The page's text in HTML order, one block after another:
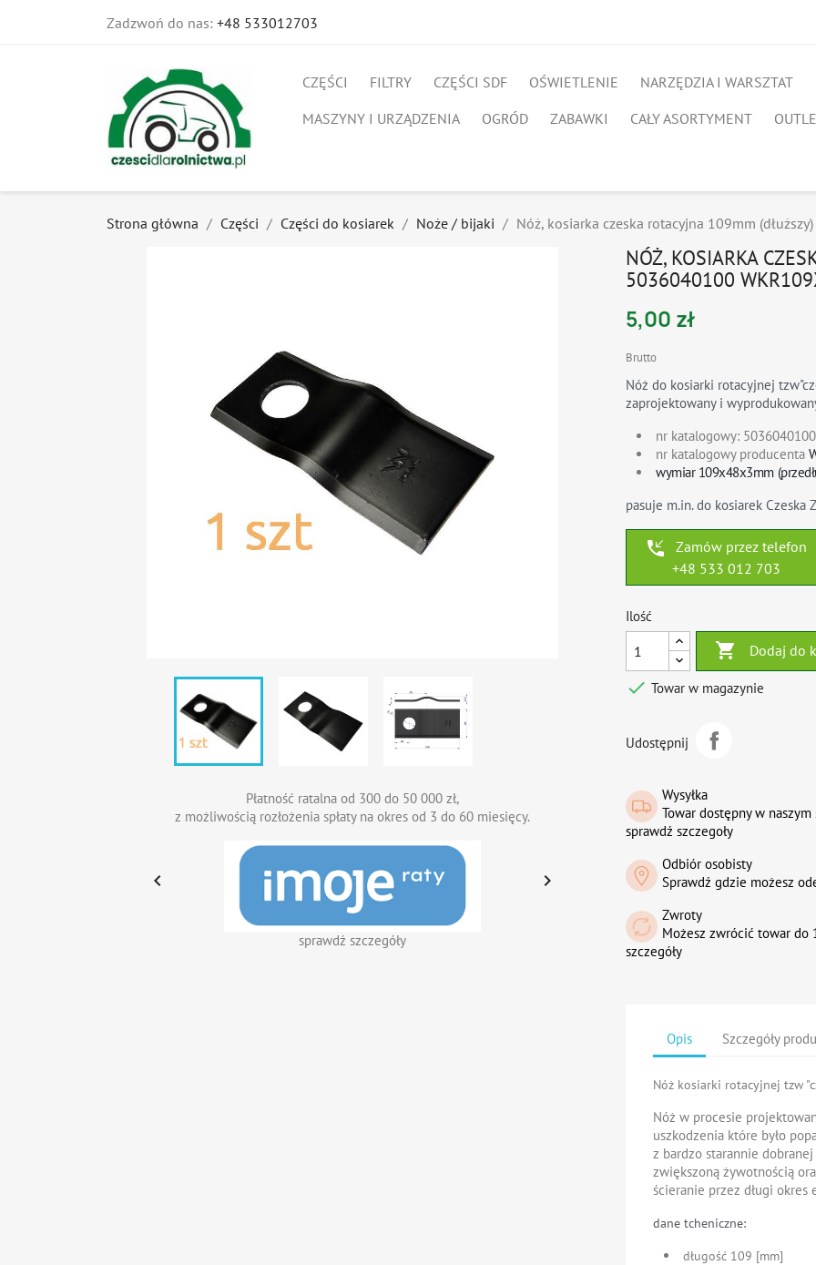
Zadzwoń do nas: +48 533012703
CZĘŚCI FILTRY CZĘŚCI SDF OŚWIETLENIE NARZĘDZIA I WARSZTAT
MASZYNY I URZĄDZENIA
OGRÓD ZABAWKI CAŁY ASORTYMENT
Strona główna Części Części do kosiarek Noże / bijaki Nóż, kosiarka czeska rotacyjna 109mm
Płatność ratalna od 300 do 50 000 zł,
z możliwością rozłożenia spłaty na okres od 3 do 60 miesięcy.
sprawdź szczegóły
 
NÓŻ, KOSIARKA
5036040100
5,00 zł
Brutto
Nóż do kosiarki rotacyjnej
zaprojektowany i
nr katalogowy: 5036040100
nr katalogowy producenta
wymiar 109x48x3mm
pasuje m.in. do kosiarek Czeska
phone_callback
Zamów przez telefon
+48 533 012 703
Ilość
 Dodaj do
 Towar w magazynie
Udostępnij
Wysyłka
Towar dostępny w
sprawdź szczegoły
Odbiór osobisty
Sprawdź gdzie możesz
Zwroty
Możesz zwrócić towar do
szczegóły
Opis Szczegóły
Nóż kosiarki rotacyjnej tzw
Nóż w procesie
uszkodzenia które było
z bardzo starannie
zwiększoną żywotnością
ścieranie przez długi okres
dane tcheniczne:
długość 109 [mm]